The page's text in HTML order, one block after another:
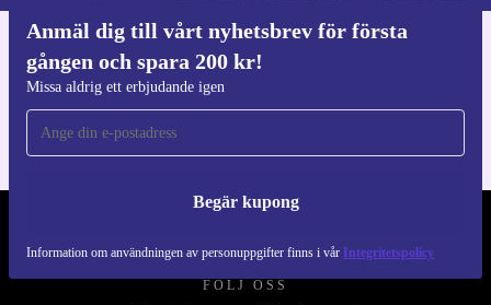
Anmäl dig till vårt nyhetsbrev för första
gången och spara 200 kr!
Missa aldrig ett erbjudande igen
Begär kupong
Information om användningen av personuppgifter finns i vår Integritetspolicy
Ladda ner refurbed appen
För iOS och Android
FÖLJ OSS